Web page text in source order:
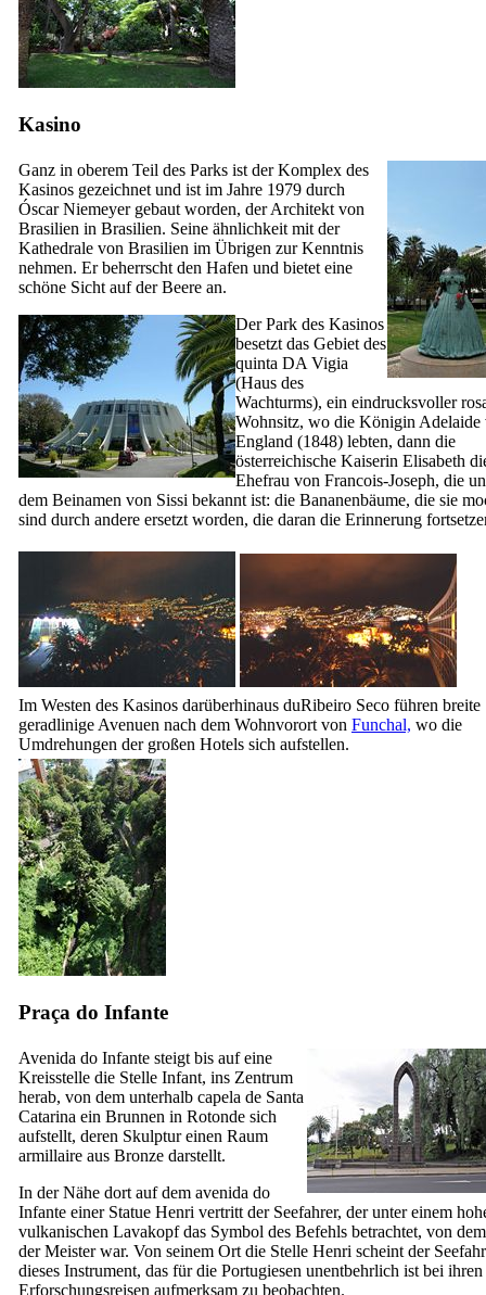
Kasino
Ganz in oberem Teil des Parks ist der Komplex des
Kasinos gezeichnet und ist im Jahre 1979 durch
Óscar Niemeyer gebaut worden, der Architekt von
Brasilien in Brasilien. Seine ähnlichkeit mit der
Kathedrale von Brasilien im Übrigen zur Kenntnis
nehmen. Er beherrscht den Hafen und bietet eine
schöne Sicht auf der Beere an.
Der Park des Kasinos
besetzt das Gebiet des
quinta DA Vigia
(Haus des
Wachturms), ein eindrucksvoller
Wohnsitz, wo die Königin Adelaide
England (1848) lebten, dann die
österreichische Kaiserin Elisabeth
Ehefrau von Francois-Joseph, die
dem Beinamen von Sissi bekannt ist: die Bananenbäume, die sie
sind durch andere ersetzt worden, die daran die Erinnerung
Im Westen des Kasinos darüberhinaus duRibeiro Seco führen breite
geradlinige Avenuen nach dem Wohnvorort von Funchal, wo die
Umdrehungen der großen Hotels sich aufstellen.
Praça do Infante
Avenida do Infante steigt bis auf eine
Kreisstelle die Stelle Infant, ins Zentrum
herab, von dem unterhalb capela de Santa
Catarina ein Brunnen in Rotonde sich
aufstellt, deren Skulptur einen Raum
armillaire aus Bronze darstellt.
In der Nähe dort auf dem avenida do
Infante einerStatue Henri vertritt der Seefahrer, der unter einem
vulkanischen Lavakopf das Symbol des Befehls betrachtet, von
der Meister war. Von seinem Ort die Stelle Henri scheint der
dieses Instrument, das für die Portugiesen unentbehrlich ist bei ihren
Erforschungsreisen aufmerksam zu beobachten.